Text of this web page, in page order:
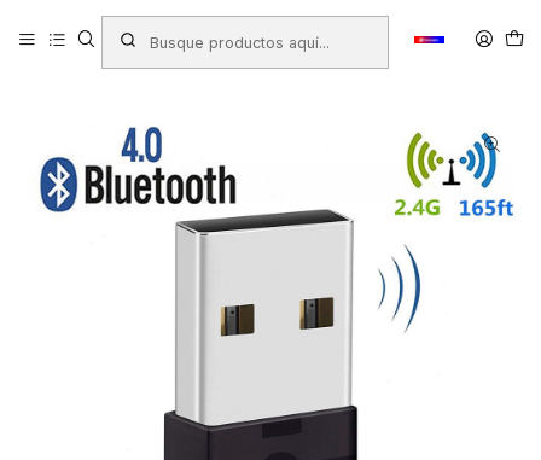
Productos ARTÍCULOS ELECTRÓNICOS
Cables Audio/Video
ADAPTADOR KENSINGTON BLUETOOTH 4.0 USB